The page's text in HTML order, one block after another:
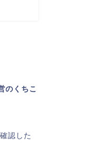
のくちこ
認した